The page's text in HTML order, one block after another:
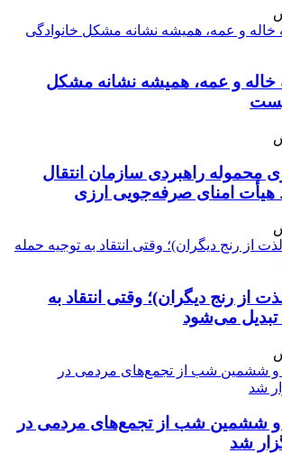
خاله و عمه، همیشه نشانه مشکل
محموله راهبردی سازمان انتقال
امنای صرفه‌جویی ارزی
از رنج دیگران)؛ وقتی انتقاد به
تبدیل می‌شود
و ششمین شب از تجمع‌های مردمی در
شد